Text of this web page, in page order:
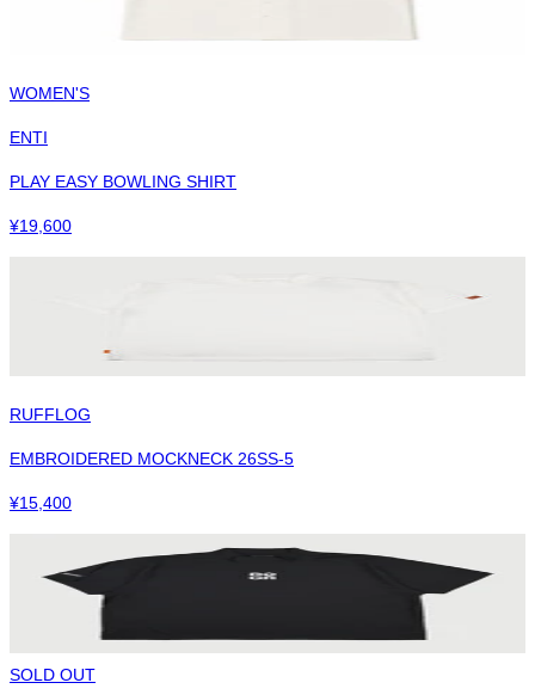
WOMEN'S
ENTI
PLAY EASY BOWLING SHIRT
¥19,600
RUFFLOG
EMBROIDERED MOCKNECK 26SS-5
¥15,400
SOLD OUT